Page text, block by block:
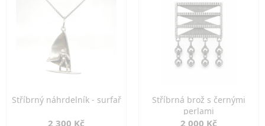
Stříbrný náhrdelník - surfař
2 300 Kč
Stříbrná brož s černými
perlami
2 000 Kč